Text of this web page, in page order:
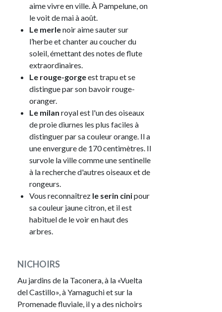
aime vivre en ville. À Pampelune, on
le voit de mai à août.
Le merlenoir aime sauter sur
l’herbe et chanter au coucher du
soleil, émettant des notes de flute
extraordinaires.
Le rouge-gorgeest trapu et se
distingue par son bavoir rouge-
oranger.
Le milan royal est l'un des oiseaux
de proie diurnes les plus faciles à
distinguer par sa couleur orange. Il a
une envergure de 170 centimètres. Il
survole la ville comme une sentinelle
à la recherche d'autres oiseaux et de
rongeurs.
Vous reconnaîtrez le serin cinipour
sa couleur jaune citron, et il est
habituel de le voir en haut des
arbres.
NICHOIRS
Au jardins de la Taconera, à la «Vuelta
del Castillo», à Yamaguchi et sur la
Promenade fluviale, il y a des nichoirs